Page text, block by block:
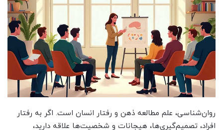
روان‌شناسی، علم مطالعه ذهن و رفتار انسان است. اگر به رفتار
افراد، تصمیم‌گیری‌ها، هیجانات و شخصیت‌ها علاقه دارید،